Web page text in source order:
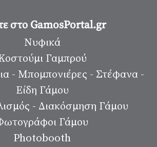
στο GamosPortal.gr
Νυφικά
Γαμπρού
- Μπομπονιέρες - Στέφανα -
Είδη Γάμου
- Διακόσμηση Γάμου
Γάμου
Photobooth